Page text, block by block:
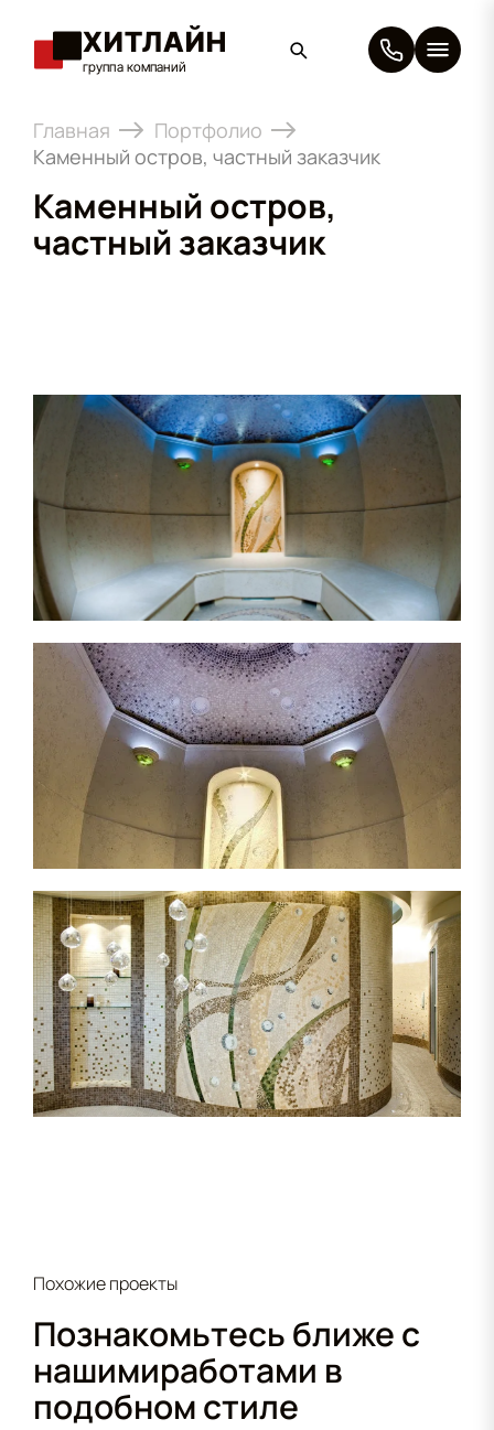
ХИТЛАЙН
группа компаний
Главная
Портфолио
Каменный остров, частный заказчик
Каменный остров,
частный заказчик
Похожие проекты
Познакомьтесь ближе с
нашимиработами в
подобном стиле